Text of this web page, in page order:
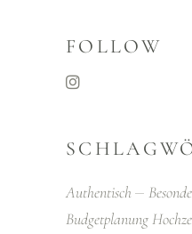
FOLLOW
Authentisch
Budgetplanung